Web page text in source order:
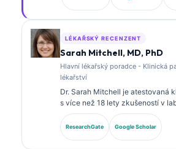
Medical Officer) ve společnosti
rozsáhle publikoval k interpretaci
laboratorní diagnostice v oblasti
LÉKAŘSKÝ RECENZENT
Sarah Mitchell, MD, PhD
Hlavní lékařský poradce - Klinická
lékařství
Dr. Sarah Mitchell je atestovaná
s více než 18 lety zkušeností v
diagnostické analýze. Má
v klinické chemii a rozsáhle
panelových biomarkerech a
ResearchGate Google Scholar